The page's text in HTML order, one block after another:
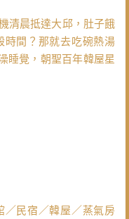
清晨抵達大邱，肚子餓
時間？那就去吃碗熱湯
睡覺，朝聖百年韓屋星
／民宿／韓屋／蒸氣房